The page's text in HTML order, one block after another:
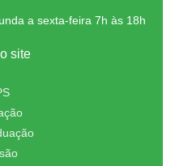
a sexta-feira 7h às 18h
site